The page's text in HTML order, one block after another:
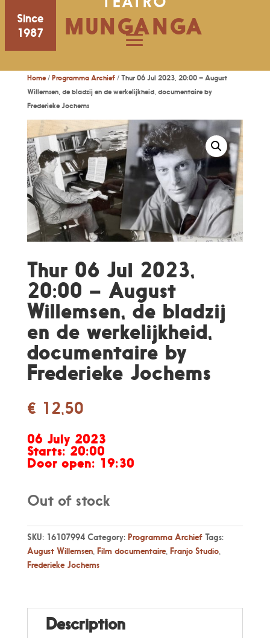
Since
1987
MUNGANGA
Home/ Programma Archief/ Thur 06 Jul 2023, 20:00 – August
Willemsen, de bladzij en de werkelijkheid, documentaire by
Frederieke Jochems
Thur 06 Jul 2023,
20:00 – August
Willemsen, de bladzij
en de werkelijkheid,
documentaire by
Frederieke Jochems
€ 12,50
06 July 2023
Starts: 20:00
Door open: 19:30
Out of stock
SKU: 16107994 Category: Programma Archief Tags:
August Willemsen, Film documentaire, Franjo Studio,
Frederieke Jochems
Description